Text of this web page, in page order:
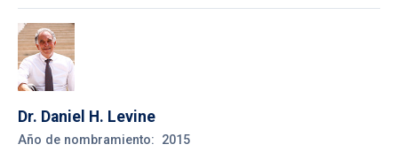
Dr. Daniel H. Levine
Año de nombramiento: 2015